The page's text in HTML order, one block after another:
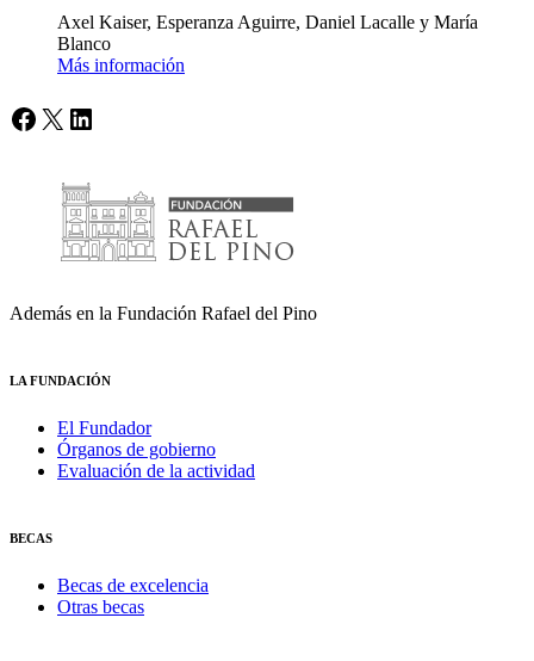
Axel Kaiser, Esperanza Aguirre, Daniel Lacalle y María
Blanco
Más información
Facebook
X LinkedIn
Además en la Fundación Rafael del Pino
LA FUNDACIÓN
El Fundador
Órganos de gobierno
Evaluación de la actividad
BECAS
Becas de excelencia
Otras becas